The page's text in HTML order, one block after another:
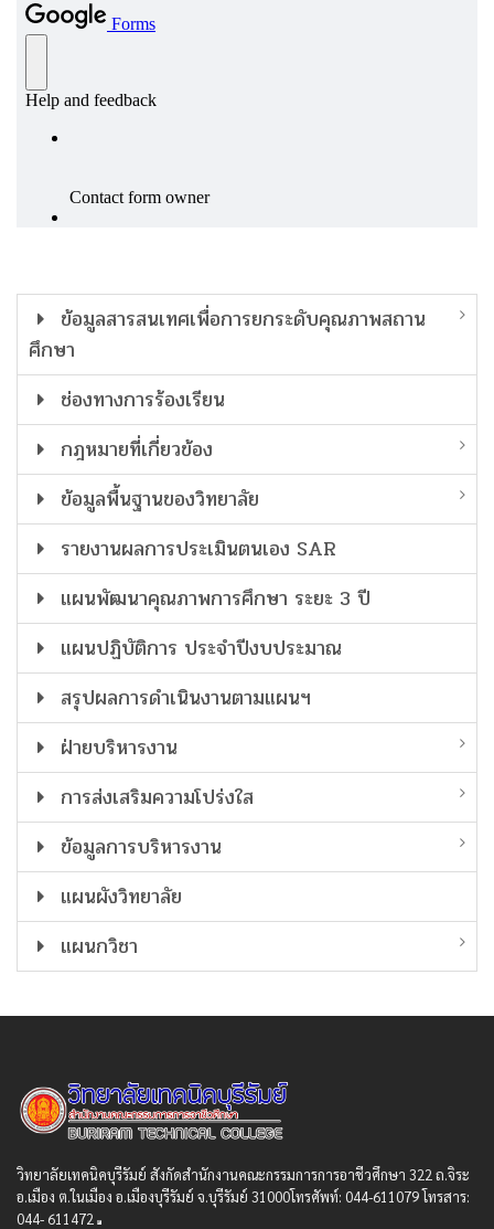
ข้อมูลสารสนเทศเพื่อการยกระดับคุณภาพสถาน
ศึกษา
ช่องทางการร้องเรียน
กฎหมายที่เกี่ยวข้อง
ข้อมูลพื้นฐานของวิทยาลัย
รายงานผลการประเมินตนเอง SAR
แผนพัฒนาคุณภาพการศึกษา ระยะ 3 ปี
แผนปฏิบัติการ ประจำปีงบประมาณ
สรุปผลการดำเนินงานตามแผนฯ
ฝ่ายบริหารงาน
การส่งเสริมความโปร่งใส
ข้อมูลการบริหารงาน
แผนผังวิทยาลัย
แผนกวิชา
วิทยาลัยเทคนิคบุรีรัมย์ สังกัดสํานักงานคณะกรรมการการอาชีวศึกษา 322 ถ.จิระ
อ.เมือง ต.ในเมือง อ.เมืองบุรีรัมย์ จ.บุรีรัมย์ 31000โทรศัพท์: 044-611079 โทรสาร:
044- 611472